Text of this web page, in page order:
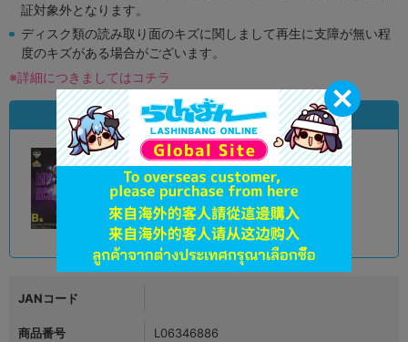
証対象外となります。
ディスク類の読み取り面のキズに関しまして再生に支障が無い程
度のキズがある場合がございます。
※詳細につきましてはコチラ
状態違いの同一商品
状態 : A
オンライン
品切状態 2,990円 税込
JANコード
商品番号 L06346886